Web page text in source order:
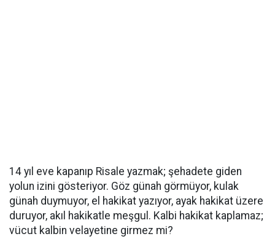
14 yıl eve kapanıp Risale yazmak; şehadete giden
yolun izini gösteriyor. Göz günah görmüyor, kulak
günah duymuyor, el hakikat yazıyor, ayak hakikat üzere
duruyor, akıl hakikatle meşgul. Kalbi hakikat kaplamaz;
vücut kalbin velayetine girmez mi?